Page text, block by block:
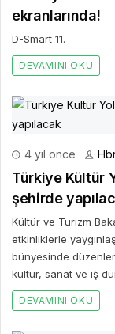
ekranlarında!
D-Smart 11.
DEVAMINI OKU
4 yıl önce
Türkiye Kültür
şehirde
Kültür ve Turizm
etkinliklerle
bünyesinde
kültür, sanat ve iş
DEVAMINI OKU